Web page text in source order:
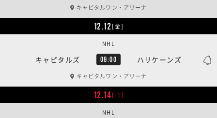
キャピタルワン・アリーナ
12.12[金]
キャピタルズ 09:00 ハリケーンズ
NHL
キャピタルワン・アリーナ
12.14[日]
NHL